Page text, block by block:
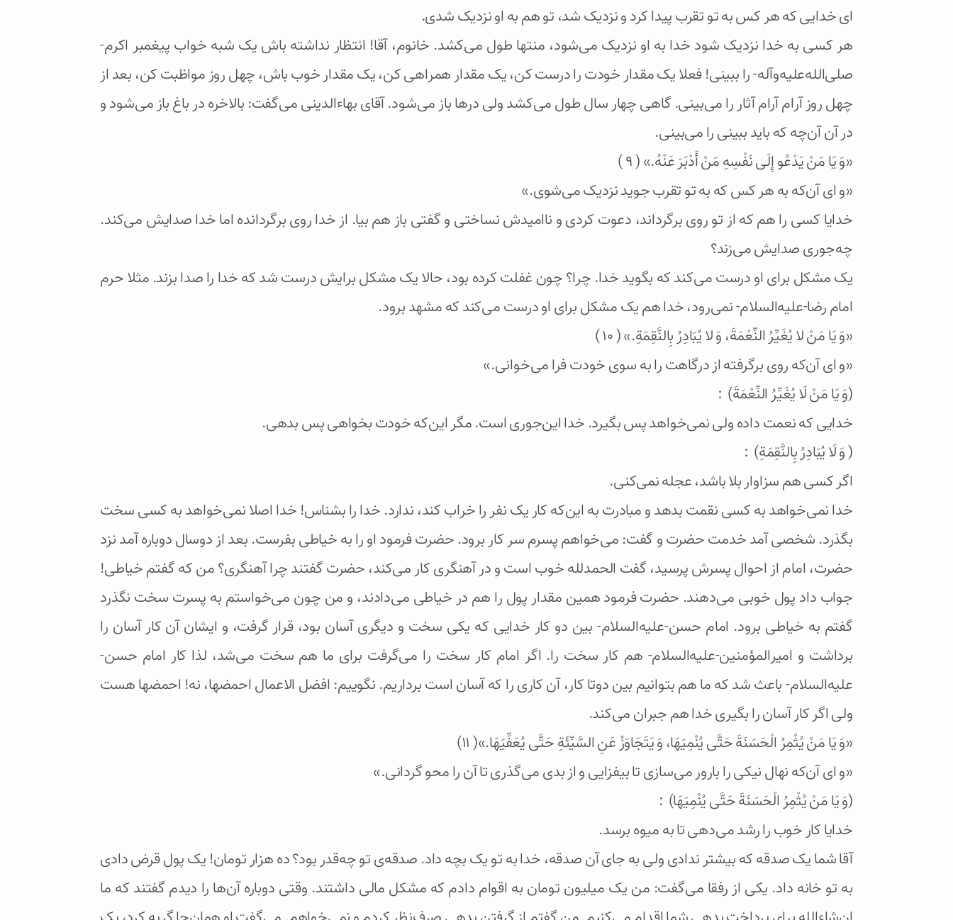
ای خدایی که هر کس به تو تقرب پیدا کرد و نزدیک شد، تو هم به او نزدیک شدی.
هر کسی به خدا نزدیک شود خدا به او نزدیک می‌شود، منتها طول می‌کشد. خانوم، آقا! انتظار نداشته باش یک شبه خواب پیغمبر اکرم-
صلی‌الله‌علیه‌و‌آله- را ببینی! فعلا یک مقدار خودت را درست کن، یک مقدار همراهی کن، یک مقدار خوب باش، چهل روز مواظبت کن، بعد از
چهل روز آرام آرام آثار را می‌بینی. گاهی چهار سال طول می‌کشد ولی درها باز می‌شود. آقای بهاءالدینی می‌‌گفت: بالاخره در باغ باز می‌شود و
در آن آن‌چه که باید ببینی را می‌بینی.
«وَ يَا مَنْ يَدْعُو إِلَى نَفْسِهِ مَنْ أَدْبَرَ عَنْهُ.» ( ۹ )
«و ای آن‌که به هر کس که به تو تقرب جوید نزدیک می‌شوی.»
خدایا کسی را هم که از تو روی برگرداند، دعوت کردی و ناامیدش نساختی و گفتی باز هم بیا. از خدا روی برگردانده اما خدا صدایش می‌کند.
چه‌جوری صدایش می‌زند؟
یک مشکل برای او درست می‌کند که بگوید خدا. چرا؟ چون غفلت کرده بود، حالا یک مشکل برایش درست شد که خدا را صدا بزند. مثلا حرم
امام رضا-علیه‌السلام- نمی‌رود، خدا هم یک مشکل برای او درست می‌کند که مشهد برود.
«وَ يَا مَنْ لا يُغَيِّرُ النِّعْمَةَ، وَ لا يُبَادِرُ بِالنَّقِمَةِ.» ( ۱۰ )
«و ای آن‌که روی برگرفته از درگاهت را به سوی خودت فرا می‌خوانی.»
(وَ يَا مَنْ لَا يُغَيِّرُ النِّعْمَةَ)：
خدایی که نعمت داده ولی نمی‌خواهد پس بگیرد. خدا این‌جوری است. مگر این‌که خودت بخواهی پس بدهی.
( وَ لَا يُبَادِرُ بِالنَّقِمَةِ)：
اگر کسی هم سزاوار بلا باشد، عجله نمی‌کنی.
خدا نمی‌خواهد به کسی نقمت بدهد و مبادرت به این‌که کار یک نفر را خراب کند، ندارد. خدا را بشناس! خدا اصلا نمی‌خواهد به کسی سخت
بگذرد. شخصی آمد خدمت حضرت و گفت: می‌خواهم پسرم سر کار برود. حضرت فرمود او را به خیاطی بفرست. بعد از دوسال دوباره آمد نزد
حضرت، امام از احوال پسرش پرسید، گفت الحمدلله خوب است و در آهنگری کار می‌کند، حضرت گفتند چرا آهنگری؟ من که گفتم خیاطی!
جواب داد پول خوبی می‌دهند. حضرت فرمود همین مقدار پول را هم در خیاطی می‌دادند، و من چون می‌خواستم به پسرت سخت نگذرد
گفتم به خیاطی برود. امام حسن-علیه‌السلام- بین دو کار خدایی که یکی سخت و دیگری آسان بود، قرار گرفت، و ایشان آن کار آسان را
برداشت و امیرالمؤمنین-علیه‌السلام- هم کار سخت را. اگر امام کار سخت را می‌گرفت برای ما هم سخت می‌شد، لذا کار امام حسن-
علیه‌السلام- باعث شد که ما هم بتوانیم بین دوتا کار، آن کاری را که آسان است برداریم. نگوییم: افضل الاعمال احمضها، نه! احمضها هست
ولی اگر کار آسان را بگیری خدا هم جبران می‌کند.
«وَ يَا مَنْ يُثْمِرُ الْحَسَنَةَ حَتَّى يُنْمِيَهَا، وَ يَتَجَاوَزُ عَنِ السَّيِّئَةِ حَتَّى يُعَفِّيَهَا.»( ۱۱)
«و ای آن‌که نهال نیکی را بارور می‌سازی تا بیفزایی و از بدی می‌گذری تا آن را محو گردانی.»
(وَ يَا مَنْ يُثْمِرُ الْحَسَنَةَ حَتَّى يُنْمِيَهَا)：
خدایا کار خوب را رشد می‌دهی تا به میوه برسد.
آقا شما یک صدقه که بیشتر ندادی ولی به جای آن صدقه، خدا به تو یک بچه داد. صدقه‌ی تو چه‌قدر بود؟ ده هزار تومان! یک پول قرض دادی
به تو خانه داد. یکی از رفقا می‌گفت: من یک میلیون تومان به اقوام دادم که مشکل مالی داشتند. وقتی دوباره آن‌ها را دیدم گفتند که ما